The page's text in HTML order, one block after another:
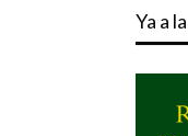
Ya a